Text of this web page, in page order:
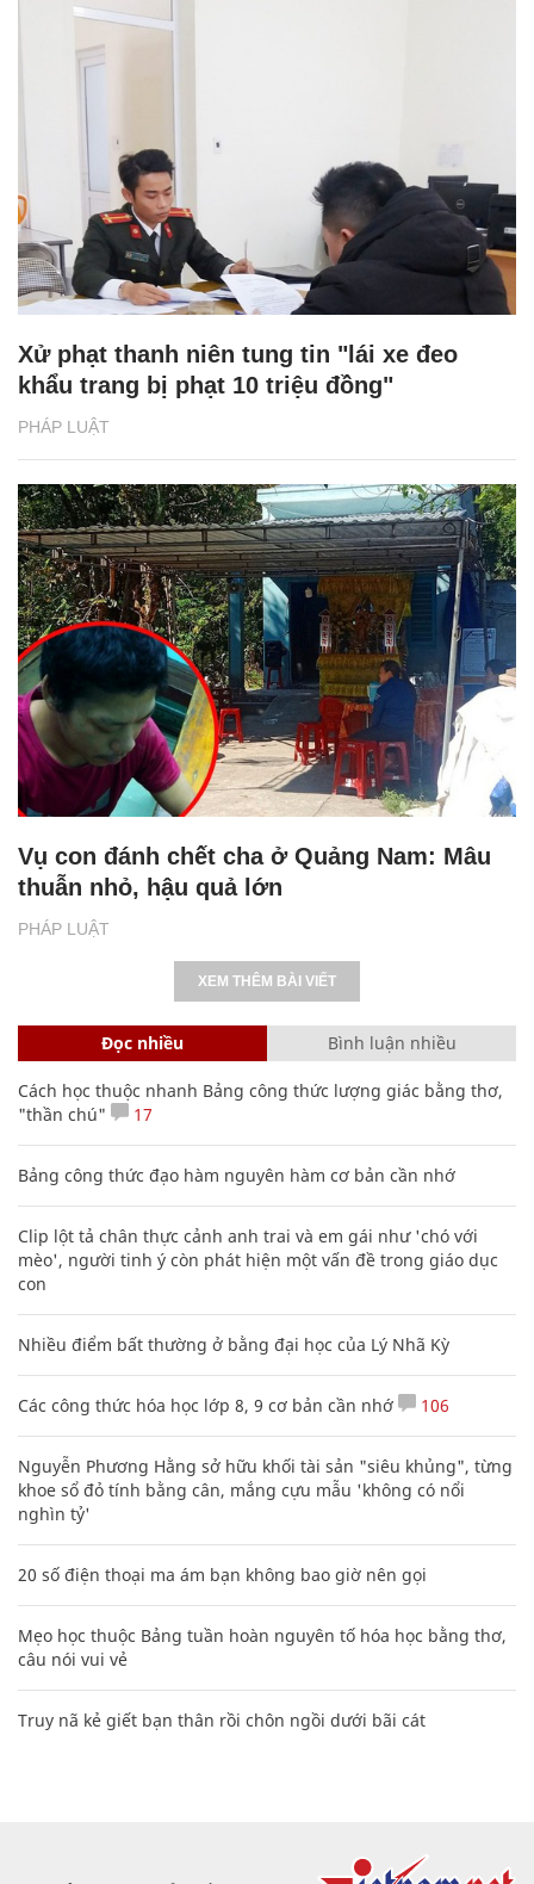
PHÁP LUẬT
Xử phạt thanh niên tung tin "lái xe đeo
khẩu trang bị phạt 10 triệu đồng"
PHÁP LUẬT
Vụ con đánh chết cha ở Quảng Nam: Mâu
thuẫn nhỏ, hậu quả lớn
XEM THÊM BÀI VIẾT
Đọc nhiều Bình luận nhiều
Cách học thuộc nhanh Bảng công thức lượng giác bằng thơ,
"thần chú"
17
Bảng công thức đạo hàm nguyên hàm cơ bản cần nhớ
Clip lột tả chân thực cảnh anh trai và em gái như 'chó với
mèo', người tinh ý còn phát hiện một vấn đề trong giáo dục
con
Nhiều điểm bất thường ở bằng đại học của Lý Nhã Kỳ
Các công thức hóa học lớp 8, 9 cơ bản cần nhớ 106
Nguyễn Phương Hằng sở hữu khối tài sản "siêu khủng", từng
khoe sổ đỏ tính bằng cân, mắng cựu mẫu 'không có nổi
nghìn tỷ'
20 số điện thoại ma ám bạn không bao giờ nên gọi
Mẹo học thuộc Bảng tuần hoàn nguyên tố hóa học bằng thơ,
câu nói vui vẻ
Truy nã kẻ giết bạn thân rồi chôn ngồi dưới bãi cát